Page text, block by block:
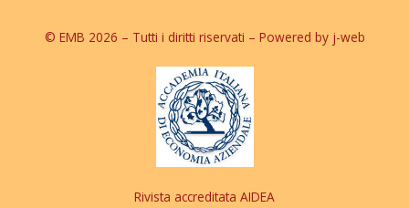
© EMB 2026 – Tutti i diritti riservati – Powered by j-web
Rivista accreditata AIDEA